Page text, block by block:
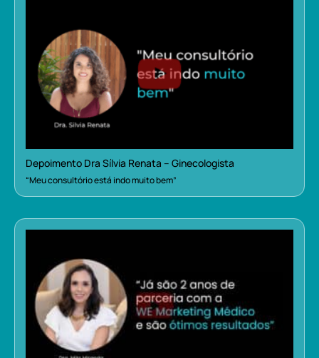
Depoimento Dra Sílvia Renata – Ginecologista
“Meu consultório está indo muito bem”